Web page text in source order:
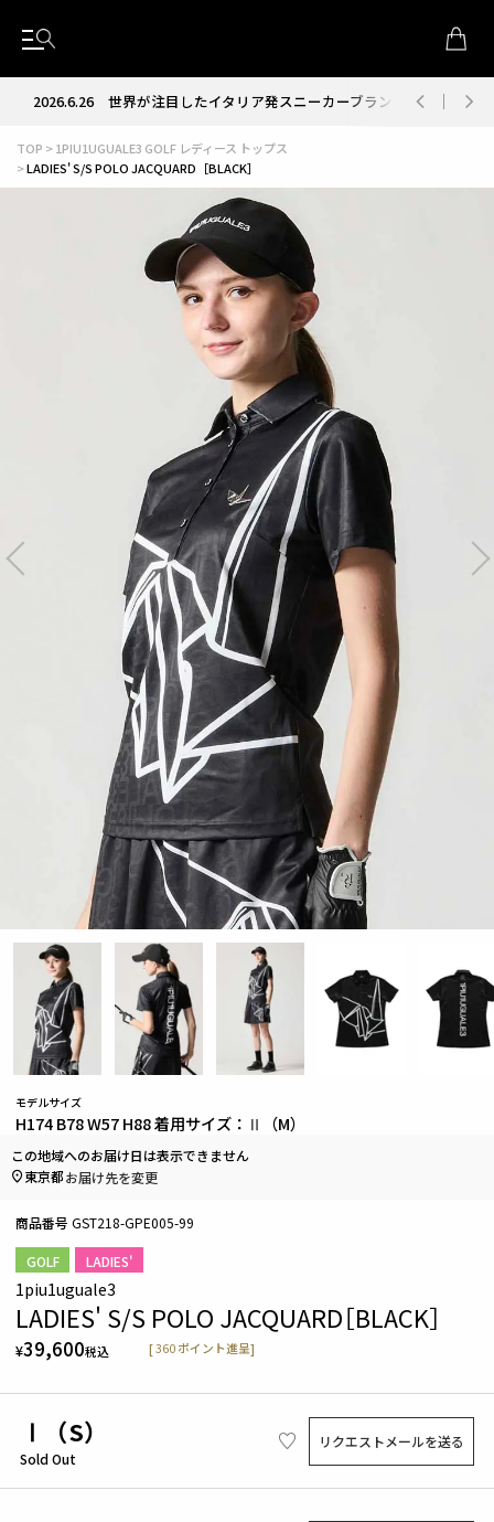
2026.6.26世界が注目したイタリア発スニーカーブランド RUN OF
TOP
1PIU1UGUALE3 GOLF レディース トップス
LADIES' S/S POLO JACQUARD［BLACK］
GOLF LADIES'
モデルサイズ
H174 B78 W57 H88 着用サイズ：Ⅱ（M）
1piu1uguale3
LADIES' S/S POLO JACQUARD［BLACK］
¥39,600税込 [360 ポイント進呈]
商品番号 GST218-GPE005-99
Ⅰ（S）
Sold Out
リクエストメールを送る
この地域へのお届け日は表示できません
東京都お届け先を変更